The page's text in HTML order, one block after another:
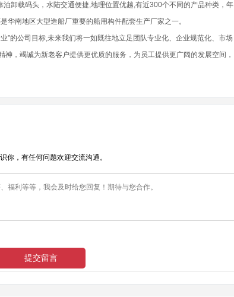
卸载码头，水陆交通便捷,地理位置优越,有近300个不同的产品种类，年
华南地区大型造船厂重要的船用构件配套生产厂家之一。
”的公司目标,未来我们将一如既往地立足团队专业化、企业规范化、市场
，竭诚为新老客户提供更优质的服务，为员工提供更广阔的发展空间，
你，有任何问题欢迎交流沟通。